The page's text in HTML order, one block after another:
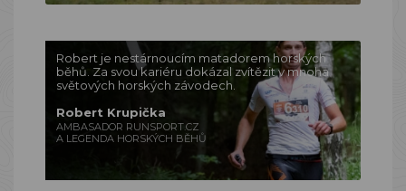
Robert je nestárnoucím matadorem horských
běhů. Za svou kariéru dokázal zvítězit v mnoha
světových horských závodech.
Robert Krupička
AMBASADOR RUNSPORT.CZ
A LEGENDA HORSKÝCH BĚHŮ